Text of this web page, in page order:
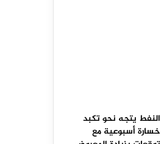
النفط يتجه نحو تكبد
خسارة أسبوعية مع